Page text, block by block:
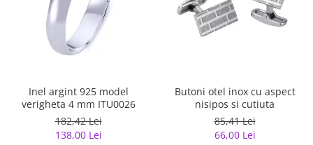
Inel argint 925 model
verigheta 4 mm ITU0026
182,42 Lei
138,00 Lei
Butoni otel inox cu aspect
nisipos si cutiuta
85,41 Lei
66,00 Lei